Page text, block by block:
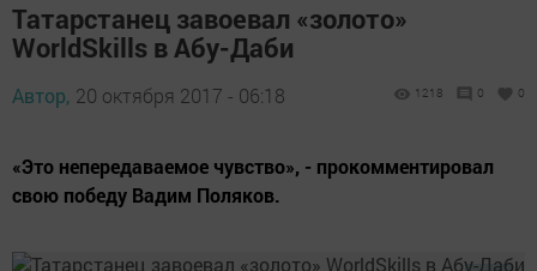
Татарстанец завоевал «золото»
WorldSkills в Абу-Даби
Автор, 20 октября 2017 - 06:18 1218 0 0
«Это непередаваемое чувство», - прокомментировал
свою победу Вадим Поляков.